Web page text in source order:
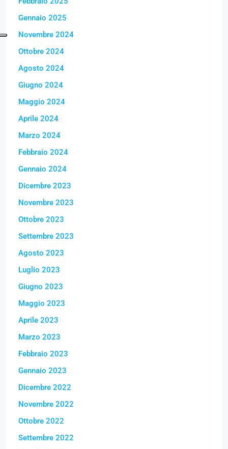
Gennaio 2025
Novembre 2024
Ottobre 2024
Agosto 2024
Giugno 2024
Maggio 2024
Aprile 2024
Marzo 2024
Febbraio 2024
Gennaio 2024
Dicembre 2023
Novembre 2023
Ottobre 2023
Settembre 2023
Agosto 2023
Luglio 2023
Giugno 2023
Maggio 2023
Aprile 2023
Marzo 2023
Febbraio 2023
Gennaio 2023
Dicembre 2022
Novembre 2022
Ottobre 2022
Settembre 2022